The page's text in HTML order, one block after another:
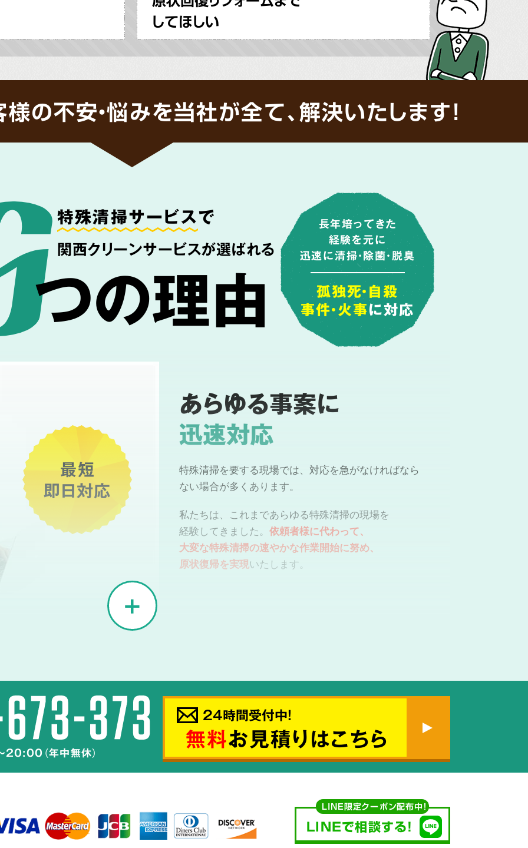
してほしい
の不安・悩みを当社が全て、解決いたします!
特殊清掃サービスで
関西クリーンサービスが選ばれる
つの理由
長年培ってきた
経験を元に
迅速に清掃・除菌・脱臭
孤独死・自殺
事件・火事に対応
最短
即日対応
あらゆる事案に
迅速対応
特殊清掃を要する現場では、対応を急がなければなら
ない場合が多くあります。
私たちは、これまであらゆる特殊清掃の現場を
経験してきました。 依頼者様に代わって、
大変な特殊清掃の速やかな作業開始に努め、
原状復帰を実現いたします。
薬剤も
ご説明
物などの汚れを
へ汚染が
す。
（年中無休）
24時間受付中!
無料お見積りはこちら
LINE限定クーポン配布中！
LINEで相談する!